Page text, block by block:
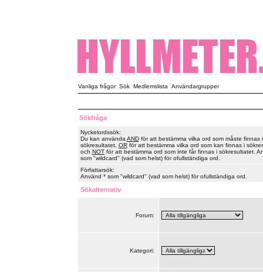
Vanliga frågor Sök Medlemslista Användargrupper
Sökfråga
Nyckelordssök:
Du kan använda ANDför att bestämma vilka ord som måste finnas i
sökresultatet, ORför att bestämma vilka ord som kan finnas i
och NOTför att bestämma ord som inte får finnas i sökresultatet.
som "wildcard" (vad som helst) för ofullständiga ord.
Författarsök:
Använd * som "wildcard" (vad som helst) för ofullständiga ord.
Sökalternativ
Forum:
Kategori: